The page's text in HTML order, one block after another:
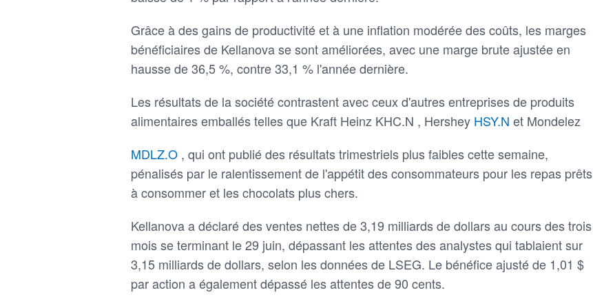
Grâce à des gains de productivité et à une inflation modérée des coûts, les marges
bénéficiaires de Kellanova se sont améliorées, avec une marge brute ajustée en
hausse de 36,5 %, contre 33,1 % l'année dernière.
Les résultats de la société contrastent avec ceux d'autres entreprises de produits
alimentaires emballés telles que Kraft Heinz KHC.N , Hershey HSY.N et Mondelez
MDLZ.O , qui ont publié des résultats trimestriels plus faibles cette semaine,
pénalisés par le ralentissement de l'appétit des consommateurs pour les repas prêts
à consommer et les chocolats plus chers.
Kellanova a déclaré des ventes nettes de 3,19 milliards de dollars au cours des trois
mois se terminant le 29 juin, dépassant les attentes des analystes qui tablaient sur
3,15 milliards de dollars, selon les données de LSEG. Le bénéfice ajusté de 1,01 $
par action a également dépassé les attentes de 90 cents.